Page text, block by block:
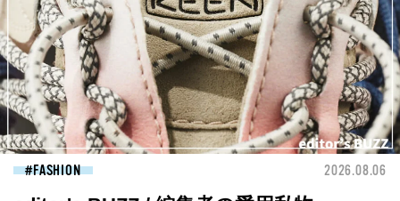
FASHION 2026.08.06